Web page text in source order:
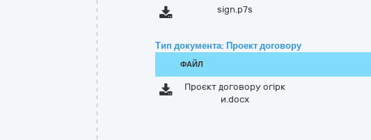
sign.p7s
Тип документа: Проект договору
ФАЙЛ
Проєкт договору огірк
и.docx